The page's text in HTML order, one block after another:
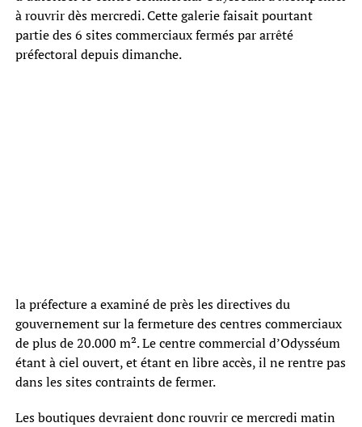
à rouvrir dès mercredi. Cette galerie faisait pourtant
partie des 6 sites commerciaux fermés par arrêté
préfectoral depuis dimanche.
la préfecture a examiné de près les directives du
gouvernement sur la fermeture des centres commerciaux
de plus de 20.000 m². Le centre commercial d’Odysséum
étant à ciel ouvert, et étant en libre accès, il ne rentre pas
dans les sites contraints de fermer.
Les boutiques devraient donc rouvrir ce mercredi matin